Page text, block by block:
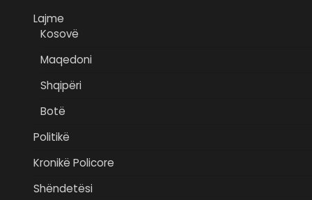
Lajme
Kosovë
Maqedoni
Shqipëri
Botë
Politikë
Kronikë Policore
Shëndetësi